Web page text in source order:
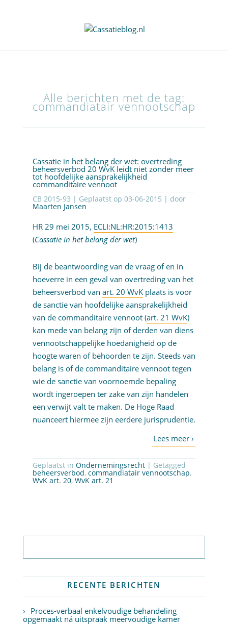
Alle berichten met de tag:
commandiatair vennootschap
Cassatie in het belang der wet: overtreding
beheersverbod 20 WvK leidt niet zonder meer
tot hoofdelijke aansprakelijkheid
commanditaire vennoot
CB 2015-93 | Geplaatst op 03-06-2015 | door
Maarten Jansen
HR 29 mei 2015, ECLI:NL:HR:2015:1413
(Cassatie in het belang der wet)
Bij de beantwoording van de vraag of en in
hoeverre in een geval van overtreding van het
beheersverbod van art. 20 WvKplaats is voor
de sanctie van hoofdelijke aansprakelijkheid
van de commanditaire vennoot (art. 21 WvK)
kan mede van belang zijn of derden van diens
vennootschappelijke hoedanigheid op de
hoogte waren of behoorden te zijn. Steeds van
belang is of de commanditaire vennoot tegen
wie de sanctie van voornoemde bepaling
wordt ingeroepen ter zake van zijn handelen
een verwijt valt te maken. De Hoge Raad
nuanceert hiermee zijn eerdere jurisprudentie.
Geplaatst in Ondernemingsrecht | Getagged
beheersverbod, commandiatair vennootschap,
WvK art. 20, WvK art. 21
RECENTE BERICHTEN
Proces-verbaal enkelvoudige behandeling
opgemaakt ná uitspraak meervoudige kamer